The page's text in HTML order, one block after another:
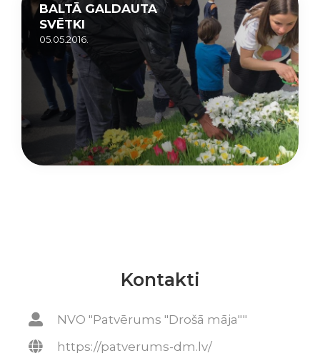
BALTĀ GALDAUTA
SVĒTKI
05.05.2016.
Kontakti
NVO "Patvērums "Drošā māja""
https://patverums-dm.lv/